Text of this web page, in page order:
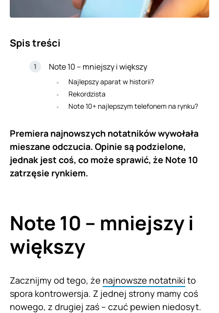
Spis treści
Note 10 – mniejszy i większy
Najlepszy aparat w historii?
Rekordzista
Note 10+ najlepszym telefonem na rynku?
Premiera najnowszych notatników wywołała
mieszane odczucia. Opinie są podzielone,
jednak jest coś, co może sprawić, że Note 10
zatrzęsie rynkiem.
Note 10 – mniejszy i
większy
Zacznijmy od tego, że najnowsze notatniki to
spora kontrowersja. Z jednej strony mamy coś
nowego, z drugiej zaś – czuć pewien niedosyt.